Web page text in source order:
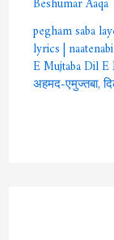
pegham saba
lyrics |
E Mujtaba Dil E
अहमद-एमुज्तबा,